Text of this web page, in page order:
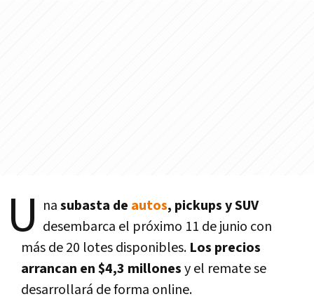
U nasubasta de autos, pickups y SUV
desembarca el próximo 11 de junio con
más de 20 lotes disponibles. Los precios
arrancan en $4,3 millonesy el remate se
desarrollará de forma online.